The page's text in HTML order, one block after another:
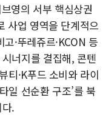
영의 서부 핵심상권
사업 영역을 단계적으
·뚜레쥬르·KCON 등
너지를 결집해, 콘텐
티·K푸드 소비와 라이
일 선순환 구조’를 북
.